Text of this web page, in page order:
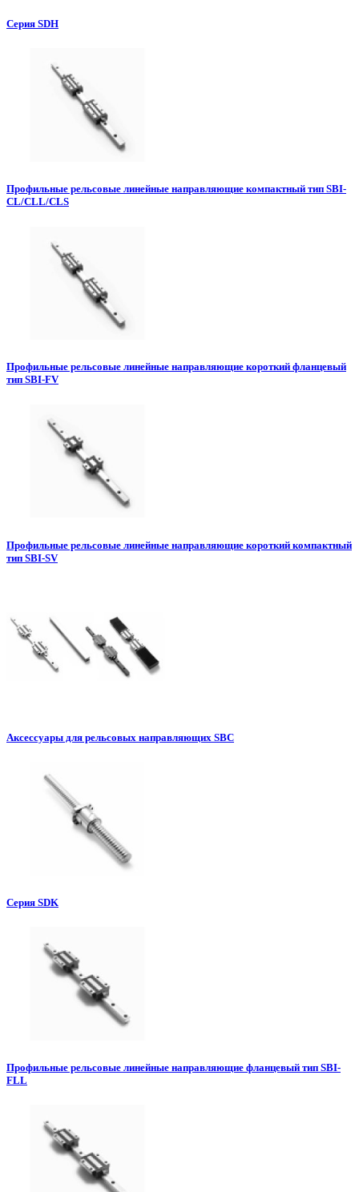
Серия SDH
Профильные рельсовые линейные направляющие компактный тип SBI-
CL/CLL/CLS
Профильные рельсовые линейные направляющие короткий фланцевый
тип SBI-FV
Профильные рельсовые линейные направляющие короткий компактный
тип SBI-SV
Аксессуары для рельсовых направляющих SBC
Серия SDK
Профильные рельсовые линейные направляющие фланцевый тип SBI-
FLL